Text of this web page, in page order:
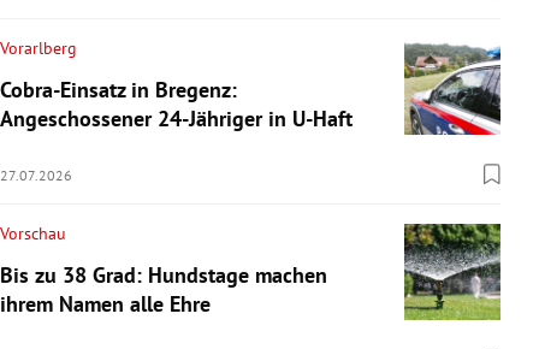
Vorarlberg
Cobra-Einsatz in Bregenz:
Angeschossener 24-Jähriger in U-Haft
27.07.2026
Vorschau
Bis zu 38 Grad: Hundstage machen
ihrem Namen alle Ehre